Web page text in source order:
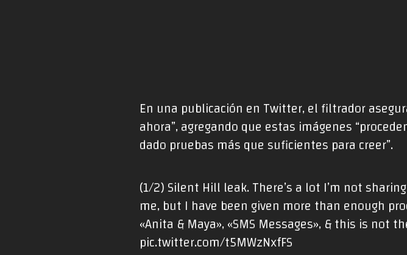
En una publicación en Twitter, el filtrador
ahora”, agregando que estas imágenes
dado pruebas más que suficientes para creer”.
(1/2) Silent Hill leak. There’s a lot I’m not
me, but I have been given more than enough
«Anita & Maya», «SMS Messages», & this is not
pic.twitter.com/t5MWzNxfFS